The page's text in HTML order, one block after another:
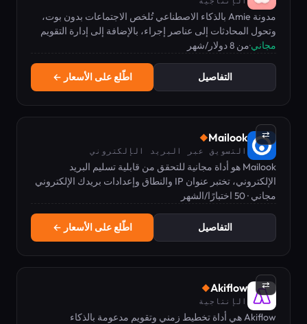
مدونة Amie بالذكاء الاصطناعي تُلخص الاجتماعات بدون بوت،
وتحول المحادثات إلى عناصر إجراء، بالإضافة إلى إدارة التقويم
والمهام.
مجاني·من 8 دولار/شهر
التفاصيل اطّلع على الأسعار ←
⇄
Mailook
◆
التسويق عبر البريد الإلكتروني
Mailook هو أداة مجانية للتحقق من قابلية تسليم البريد
الإلكتروني، تختبر عنوان IP والنطاق وإعدادات بريدك الإلكتروني
لتجنب مجلدات البريد العشوائي.
مجاني · 50 اختبارًا/الشهر
التفاصيل اطّلع على الأسعار ←
⇄
Akiflow
◆
الإنتاجية
Akiflow هي أداة تخطيط زمني وتقويم مدعومة بالذكاء